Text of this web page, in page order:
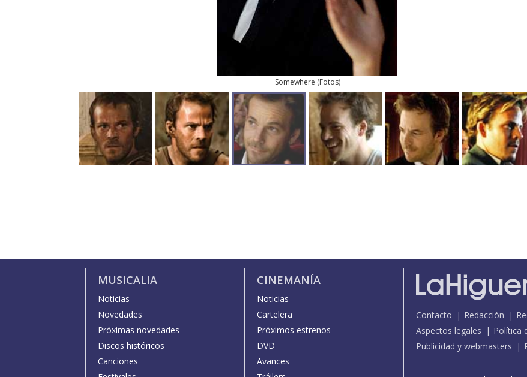
Somewhere (Fotos)
MUSICALIA
Noticias
Novedades
Próximas novedades
Discos históricos
Canciones
CINEMANÍA
Noticias
Cartelera
Próximos estrenos
DVD
Avances
Contacto Redacción
Aspectos legales
Política
Publicidad y webmasters